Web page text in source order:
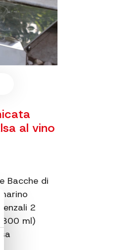
al vino
Bacche di
2
300 ml)